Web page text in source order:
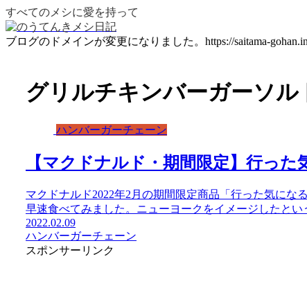
すべてのメシに愛を持って
ブログのドメインが変更になりました。https://saitama-
グリルチキンバーガーソ
ハンバーガーチェーン
【マクドナルド・期間限定】行っ
マクドナルド2022年2月の期間限定商品「行った気にな
早速食べてみました。ニューヨークをイメージしたとい
2022.02.09
ハンバーガーチェーン
スポンサーリンク